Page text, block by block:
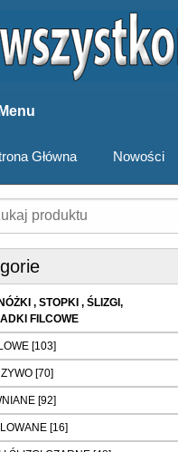
Menu
Główna Nowości
, STOPKI , ŚLIZGI,
FILCOWE
[103]
[70]
[92]
[16]